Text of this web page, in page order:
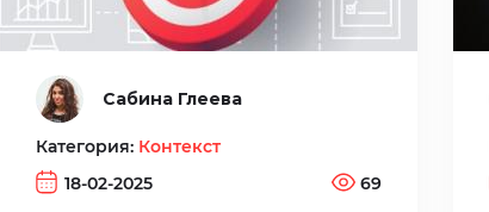
Сабина Глеева
Категория: Контекст
18-02-2025
69